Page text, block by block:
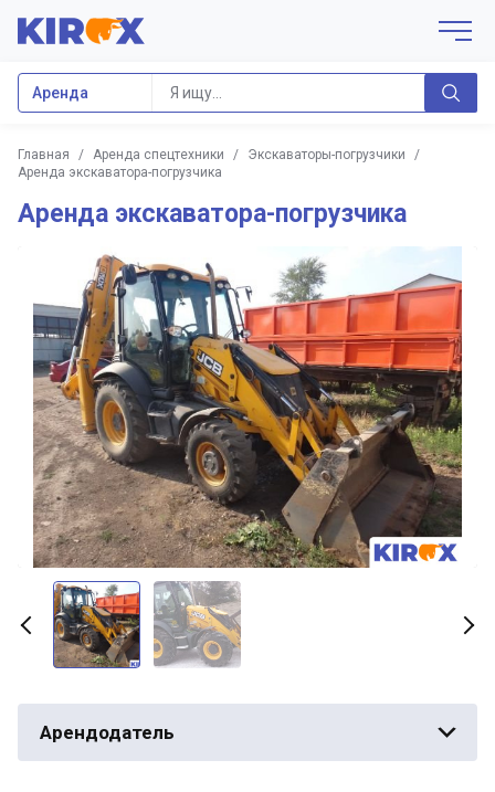
Аренда
Главная / Аренда спецтехники / Экскаваторы-погрузчики
/
Аренда экскаватора-погрузчика
Аренда экскаватора-погрузчика
Арендодатель